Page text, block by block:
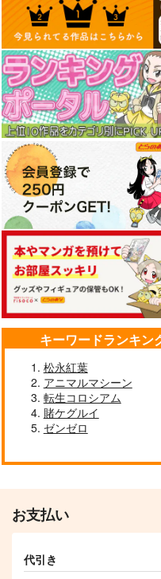
雷霆の気まぐれ
コレ！
専売 858円（税込）
Fate/Grand Order
藤丸立香
インドラ
サンプル
カート
本庄雷
ス
篇03
3,300
Fate/
悪役令嬢ですが、幸せ
になってみせま 17
一迅社
880円（税込）
サンプル
作品詳細
治癒魔
い方
復要員
836円
キーワードランキン
松永紅葉
アニマルマシーン
転生コロシアム
賭ケグルイ
ゼンゼロ
お支払い
代引き